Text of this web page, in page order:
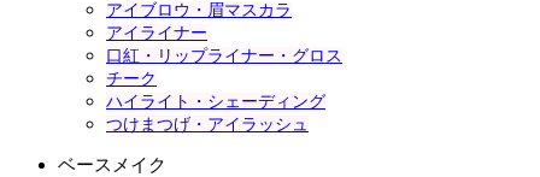
アイブロウ・眉マスカラ
アイライナー
口紅・リップライナー・グロス
チーク
ハイライト・シェーディング
つけまつげ・アイラッシュ
ベースメイク